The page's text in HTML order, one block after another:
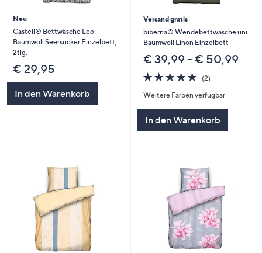
anzuzeigen.
Neu
Castell® Bettwäsche Leo
Baumwoll Seersucker Einzelbett,
2tlg.
€ 29,95
In den Warenkorb
Versand gratis
biberna® Wendebettwäsche uni
Baumwoll Linon Einzelbett
€ 39,99 - € 50,99
5.0
von
5
(2)2
Weitere Farben verfügbar
In den Warenkorb